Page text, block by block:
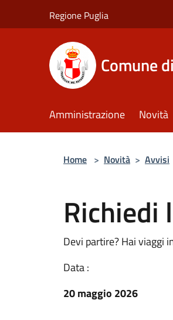
Regione Puglia
Comune
Amministrazione Novità
Home > Novità > Avvisi
Richiedi
Devi partire? Hai viaggi
Data :
20 maggio 2026